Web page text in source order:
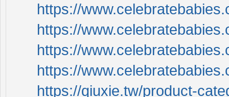
https://
https://
https://
https://
https://qiuxie.tw/product-